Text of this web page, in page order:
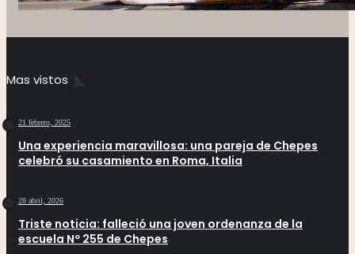
Mas vistos
21 febrero, 2025
Una experiencia maravillosa: una pareja de Chepes
celebró su casamiento en Roma, Italia
28 abril, 2026
Triste noticia: falleció una joven ordenanza de la
escuela Nº 255 de Chepes